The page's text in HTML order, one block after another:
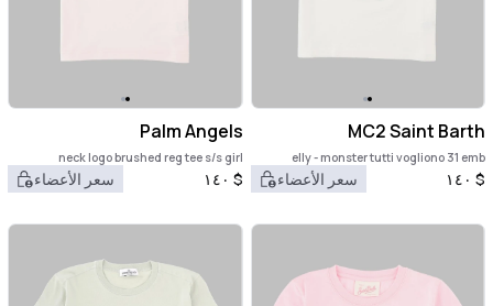
MC2 Saint Barth
elly - monster tutti vogliono 31 emb
$ ١٤٠ سعر الأعضاء
Palm Angels
neck logo brushed reg tee s/s girl
$ ١٤٠ سعر الأعضاء